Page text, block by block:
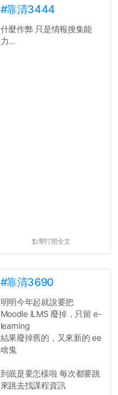
的聲明一樣正式，但至少在
用字上多加留意。有些語句
用說的可能會引人發笑或多
聽幾句，但寫成文字時只會
#靠清3444
什麼作弊 只是情報搜集能
力...
點擊打開全文
#靠清3690
明明今年起就說要把
Moodle iLMS 廢掉，只留 e-
learning
結果廢掉舊的，又來新的 ee
啥鬼
到底是要怎樣啦 每次都要跳
來跳去找課程資訊